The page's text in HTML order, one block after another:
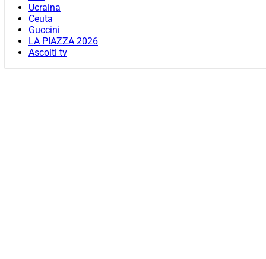
Ucraina
Ceuta
Guccini
LA PIAZZA 2026
Ascolti tv